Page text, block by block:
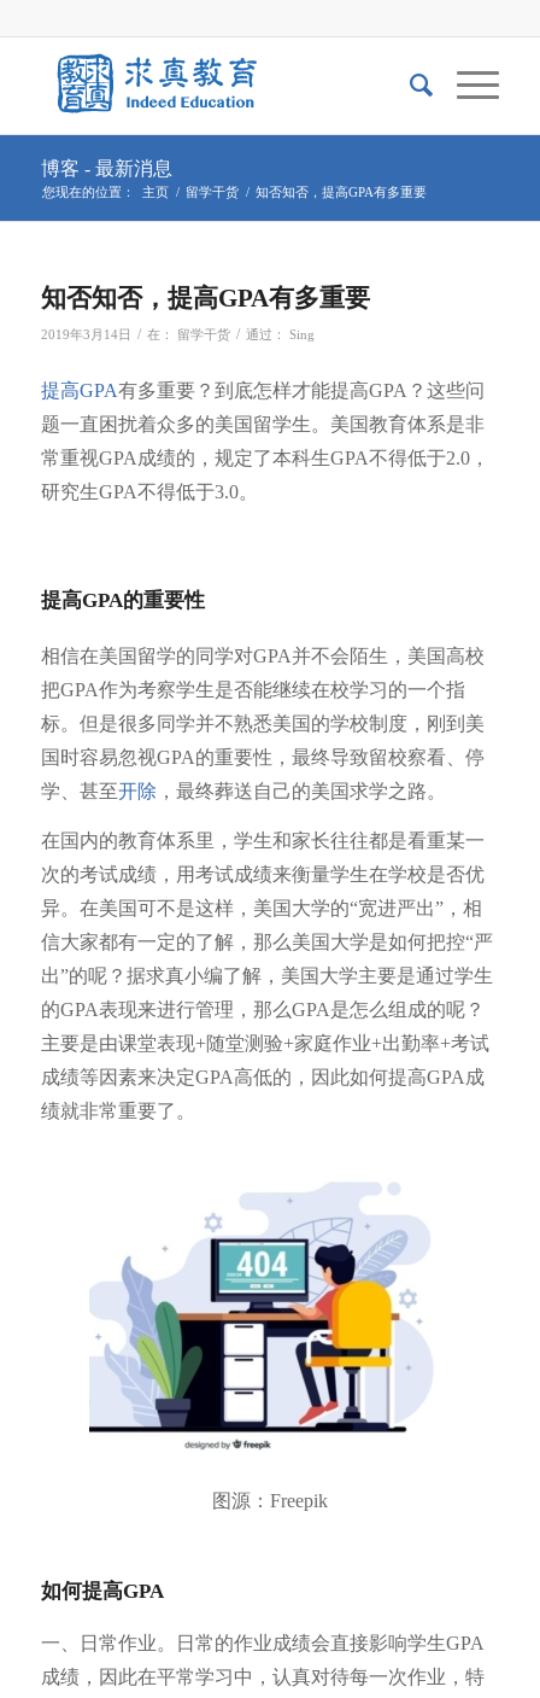
博客 - 最新消息
您现在的位置： 主页 / 留学干货 / 知否知否，提高GPA有多重要
知否知否，提高GPA有多重要
2019年3月14日 / 在： 留学干货 / 通过： Sing
提高GPA有多重要？到底怎样才能提高GPA？这些问
题一直困扰着众多的美国留学生。美国教育体系是非
常重视GPA成绩的，规定了本科生GPA不得低于2.0，
研究生GPA不得低于3.0。
提高GPA的重要性
相信在美国留学的同学对GPA并不会陌生，美国高校
把GPA作为考察学生是否能继续在校学习的一个指
标。但是很多同学并不熟悉美国的学校制度，刚到美
国时容易忽视GPA的重要性，最终导致留校察看、停
学、甚至开除 ，最终葬送自己的美国求学之路。
在国内的教育体系里，学生和家长往往都是看重某一
次的考试成绩，用考试成绩来衡量学生在学校是否优
异。在美国可不是这样，美国大学的“宽进严出”，相
信大家都有一定的了解，那么美国大学是如何把控“严
出”的呢？据求真小编了解，美国大学主要是通过学生
的GPA表现来进行管理，那么GPA是怎么组成的呢？
主要是由课堂表现+随堂测验+家庭作业+出勤率+考试
成绩等因素来决定GPA高低的，因此如何提高GPA成
绩就非常重要了。
图源：Freepik
如何提高GPA
一、日常作业。日常的作业成绩会直接影响学生GPA
成绩，因此在平常学习中，认真对待每一次作业，特